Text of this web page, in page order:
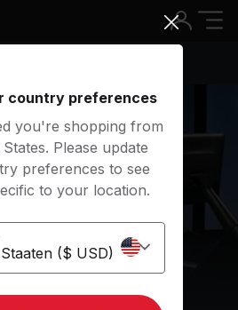
country preferences
you're shopping from
Please update
preferences to see
to your location.